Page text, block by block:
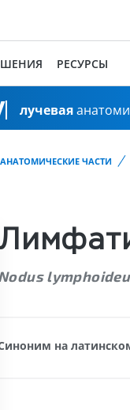
РЕСУРСЫ
лучевая
АНАТОМИЧЕСКИЕ ЧАСТИ
на